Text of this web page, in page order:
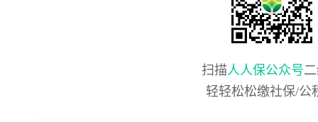
扫描人人保公众号
轻轻松松缴社保/公